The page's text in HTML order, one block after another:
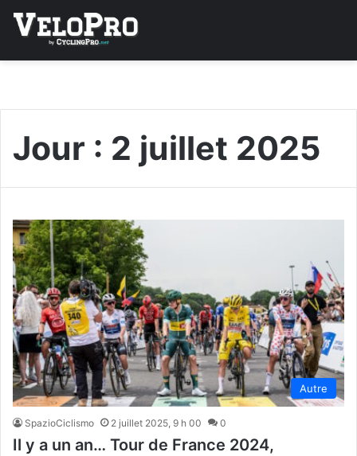
Jour : 2 juillet 2025
Autre
SpazioCiclismo 2 juillet 2025, 9 h 00 0
Il y a un an… Tour de France 2024,